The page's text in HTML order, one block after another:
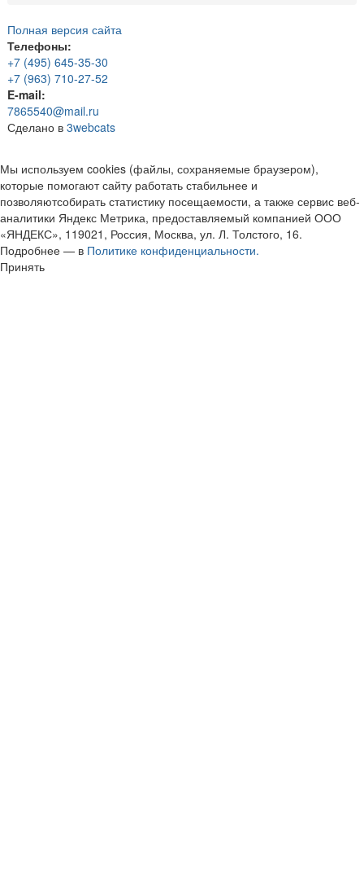
Полная версия сайта
Телефоны:
+7 (495) 645-35-30
+7 (963) 710-27-52
E-mail:
7865540@mail.ru
Сделано в 3webcats
Мы используем cookies (файлы, сохраняемые браузером),
которые помогают сайту работать стабильнее и
позволяютсобирать статистику посещаемости, а также сервис веб-
аналитики Яндекс Метрика, предоставляемый компанией ООО
«ЯНДЕКС», 119021, Россия, Москва, ул. Л. Толстого, 16.
Подробнее — в Политике конфиденциальности.
Принять